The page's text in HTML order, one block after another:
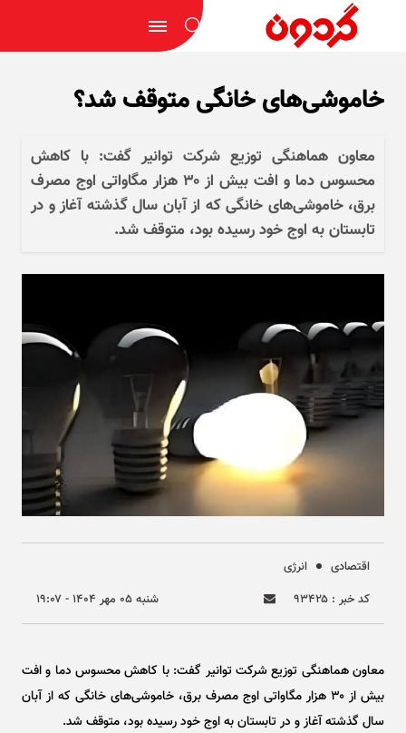
خاموشی‌های خانگی متوقف شد؟
معاون هماهنگی توزیع شرکت توانیر گفت: با کاهش
محسوس دما و افت بیش از ۳۰ هزار مگاواتی اوج مصرف
برق، خاموشی‌های خانگی که از آبان سال گذشته آغاز و در
تابستان به اوج خود رسیده بود، متوقف شد.
اقتصادی
انرژی
کد خبر : ۹۳۴۲۵
شنبه ۰۵ مهر ۱۴۰۴ - ۱۹:۰۷
معاون هماهنگی توزیع شرکت توانیر گفت: با کاهش محسوس دما و افت
بیش از ۳۰ هزار مگاواتی اوج مصرف برق، خاموشی‌های خانگی که از آبان
سال گذشته آغاز و در تابستان به اوج خود رسیده بود، متوقف شد.